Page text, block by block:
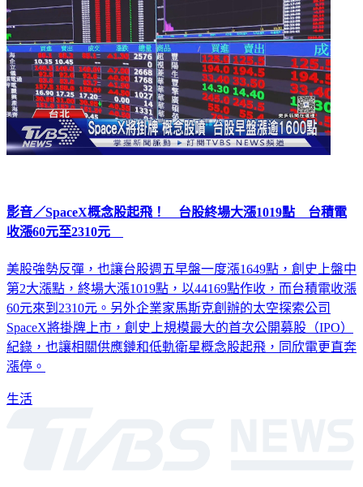
影音／SpaceX概念股起飛！ 台股終場大漲1019點 台積電
收漲60元至2310元
美股強勢反彈，也讓台股週五早盤一度漲1649點，創史上盤中
第2大漲點，終場大漲1019點，以44169點作收，而台積電收漲
60元來到2310元。另外企業家馬斯克創辦的太空探索公司
SpaceX將掛牌上市，創史上規模最大的首次公開募股（IPO）
紀錄，也讓相關供應鏈和低軌衛星概念股起飛，同欣電更直奔
漲停。
生活